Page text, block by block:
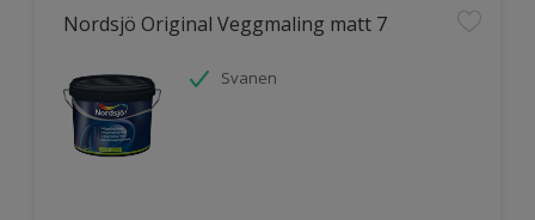
Nordsjö Original Veggmaling matt 7
Svanen